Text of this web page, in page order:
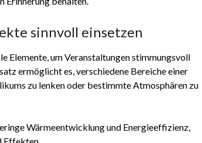
sinnvoll einsetzen
Elemente, um Veranstaltungen stimmungsvoll
ermöglicht es, verschiedene Bereiche einer
zu lenken oder bestimmte Atmosphären zu
Wärmeentwicklung und Energieeffizienz,